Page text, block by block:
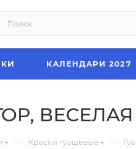
КАЛЕНДАРИ 2027
ВЕСЕЛАЯ
— Краски гуашевые —